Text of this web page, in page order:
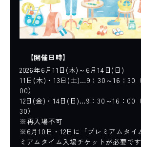
【開催日時】
2026年6月11日(木)～6月14日(日)
11日(木)・13日(土)…9：30～16：30
00）
12日(金)・14日(日)…9：30～16：00
30）
※再入場不可
※6月10日・12日に「プレミアムタイ
ミアムタイム入場チケットが必要です